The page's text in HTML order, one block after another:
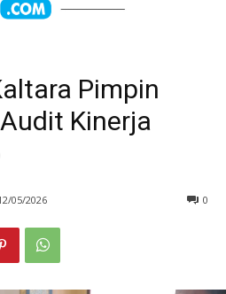
Pimpin
Kinerja
05/2026 0